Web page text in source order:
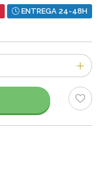
ENTREGA 24-48H